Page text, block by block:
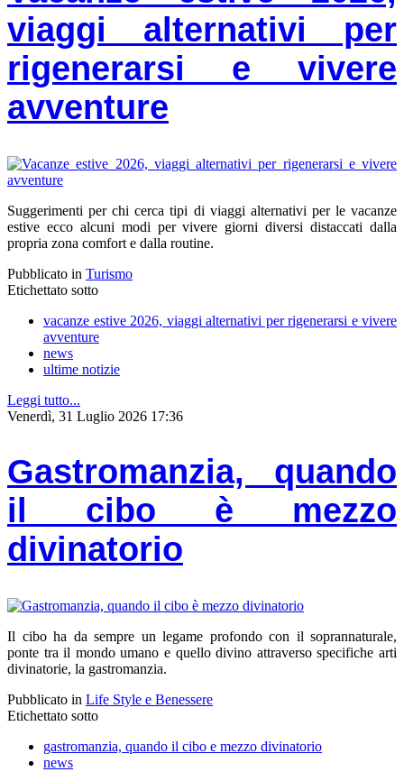
viaggi alternativi per
rigenerarsi e vivere
avventure
Suggerimenti per chi cerca tipi di viaggi alternativi per le vacanze
estive ecco alcuni modi per vivere giorni diversi distaccati dalla
propria zona comfort e dalla routine.
Pubblicato in Turismo
Etichettato sotto
vacanze estive 2026, viaggi alternativi per rigenerarsi e vivere
avventure
news
ultime notizie
Leggi tutto...
Venerdì, 31 Luglio 2026 17:36
Gastromanzia, quando
il cibo è mezzo
divinatorio
Il cibo ha da sempre un legame profondo con il soprannaturale,
ponte tra il mondo umano e quello divino attraverso specifiche arti
divinatorie, la gastromanzia.
Pubblicato in Life Style e Benessere
Etichettato sotto
gastromanzia, quando il cibo e mezzo divinatorio
news